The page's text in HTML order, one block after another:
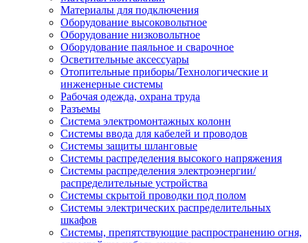
Материалы для подключения
Оборудование высоковольтное
Оборудование низковольтное
Оборудование паяльное и сварочное
Осветительные аксессуары
Отопительные приборы/Технологические и
инженерные системы
Рабочая одежда, охрана труда
Разъемы
Система электромонтажных колонн
Системы ввода для кабелей и проводов
Системы защиты шланговые
Системы распределения высокого напряжения
Системы распределения электроэнергии/
распределительные устройства
Системы скрытой проводки под полом
Системы электрических распределительных
шкафов
Системы, препятствующие распространению огня,